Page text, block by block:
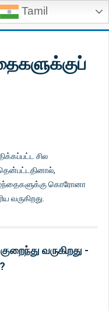
Tamil
ARTICLES
சில
கொரோனா
வருகிறது.
வருகிறது -